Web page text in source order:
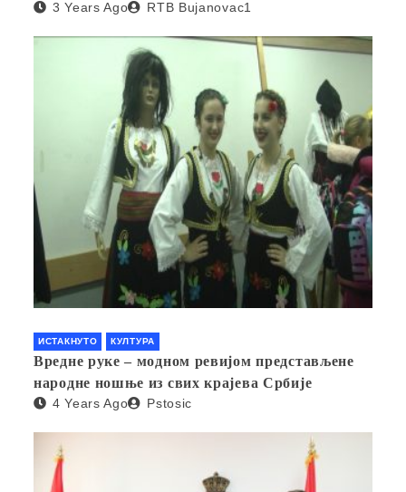
3 Years Ago RTB Bujanovac1
ИСТАКНУТО КУЛТУРА
Вредне руке – модном ревијом представљене
народне ношње из свих крајева Србије
4 Years Ago Pstosic